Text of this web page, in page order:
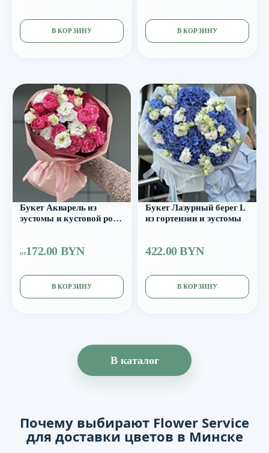
В КОРЗИНУ В КОРЗИНУ
Букет Акварель из
эустомы и кустовой розы
от172.00 BYN
В КОРЗИНУ
Букет Лазурный берег L
из гортензии и эустомы
422.00 BYN
В КОРЗИНУ
В каталог
Почему выбирают Flower Service
для доставки цветов в Минске